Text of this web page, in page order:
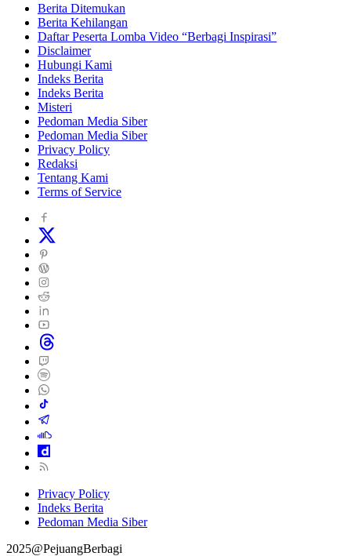
Berita Ditemukan
Berita Kehilangan
Daftar Peserta Lomba Video “Berbagi Inspirasi”
Disclaimer
Hubungi Kami
Indeks Berita
Indeks Berita
Misteri
Pedoman Media Siber
Pedoman Media Siber
Privacy Policy
Redaksi
Tentang Kami
Terms of Service
Privacy Policy
Indeks Berita
Pedoman Media Siber
2025@PejuangBerbagi